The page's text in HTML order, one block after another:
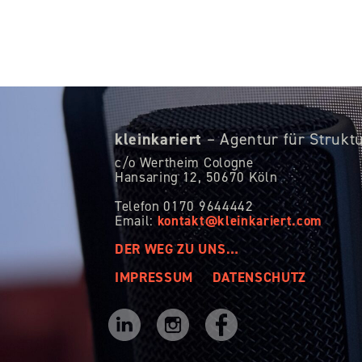
kleinkariert– Agentur für
c/o Wertheim Cologne
Hansaring 12, 50670 Köln
Telefon 0170 9644442
Email: kontakt@kleinkariert.com
DER WEG ZU UNS…
IMPRESSUM
DATENSCHUTZ